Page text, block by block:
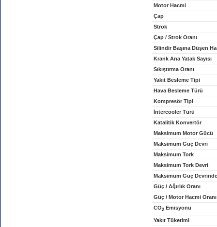
Motor Hacmi
Çap
Strok
Çap / Strok Oranı
Silindir Başına Düşen
Krank Ana Yatak Sayısı
Sıkıştırma Oranı
Yakıt Besleme Tipi
Hava Besleme Türü
Kompresör Tipi
İntercooler Türü
Katalitik Konvertör
Maksimum Motor Gücü
Maksimum Güç Devri
Maksimum Tork
Maksimum Tork Devri
Maksimum Güç
Güç / Ağırlık Oranı
Güç / Motor Hacmi Oranı
CO2 Emisyonu
Yakıt Tüketimi